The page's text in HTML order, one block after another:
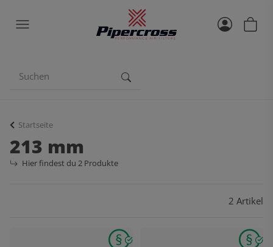
Startseite
213 mm
Hier findest du 2 Produkte
2 Artikel